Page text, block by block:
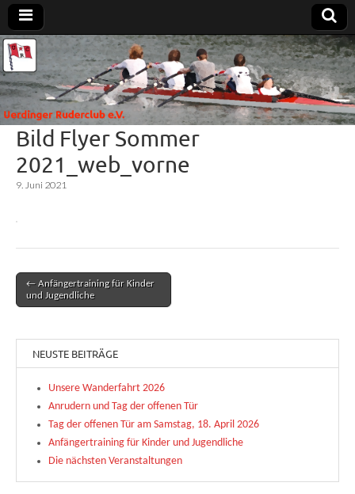
Uerdinger
Ruderclub
e.V.
Rudern in
Krefeld-
Uerdingen
Bild Flyer Sommer
2021_web_vorne
9. Juni 2021
Post navigation
← Anfängertraining für Kinder
und Jugendliche
NEUSTE BEITRÄGE
Unsere Wanderfahrt 2026
Anrudern und Tag der offenen Tür
Tag der offenen Tür am Samstag, 18. April 2026
Anfängertraining für Kinder und Jugendliche
Die nächsten Veranstaltungen